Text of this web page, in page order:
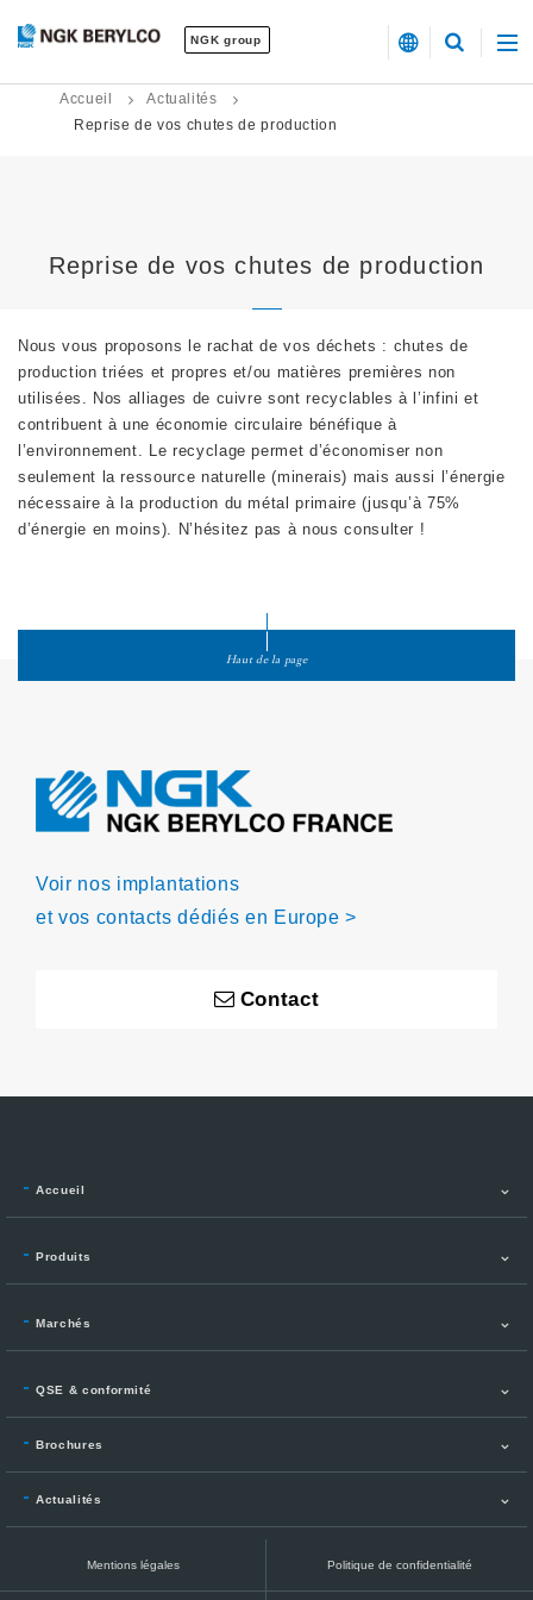
NGK group
Accueil
Actualités
Reprise de vos chutes de production
Reprise de vos chutes de production
Nous vous proposons le rachat de vos déchets : chutes de
production triées et propres et/ou matières premières non
utilisées. Nos alliages de cuivre sont recyclables à l’infini et
contribuent à une économie circulaire bénéfique à
l’environnement. Le recyclage permet d’économiser non
seulement la ressource naturelle (minerais) mais aussi l’énergie
nécessaire à la production du métal primaire (jusqu’à 75%
d’énergie en moins). N’hésitez pas à nous consulter !
Haut de la page
Voir nos implantations
et vos contacts dédiés en Europe >
Contact
Accueil
Produits
Marchés
QSE & conformité
Brochures
Actualités
Mentions légales Politique de confidentialité